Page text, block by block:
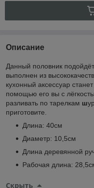
Описание
Данный половник
выполнен из
кухонный аксессуар
помощью его вы с
разливать по тарелкам ш
приготовите.
Длина: 40см
Диаметр: 10,5см
Длина деревянной
Рабочая длина:
Скрыть